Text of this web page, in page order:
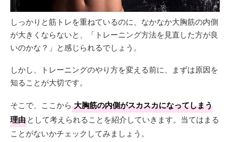
しっかりと筋トレを重ねているのに、なかなか大胸筋の内側
が大きくならないと、「トレーニング方法を見直した方が良
いのかな？」と感じられるでしょう。
しかし、トレーニングのやり方を変える前に、まずは原因を
知ることが大切です。
そこで、ここから 大胸筋の内側がスカスカになってしまう
理由として考えられることを紹介していきます。当てはまる
ことがないかチェックしてみましょう。